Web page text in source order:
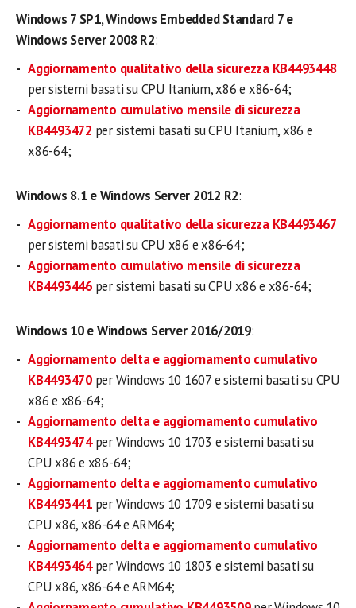
Windows 7 SP1, Windows Embedded Standard 7 e
Windows Server 2008 R2:
Aggiornamento qualitativo della sicurezza KB4493448
per sistemi basati su CPU Itanium, x86 e x86-64;
Aggiornamento cumulativo mensile di sicurezza
KB4493472 per sistemi basati su CPU Itanium, x86 e
x86-64;
Windows 8.1 e Windows Server 2012 R2:
Aggiornamento qualitativo della sicurezza KB4493467
per sistemi basati su CPU x86 e x86-64;
Aggiornamento cumulativo mensile di sicurezza
KB4493446per sistemi basati su CPU x86 e x86-64;
Windows 10 e Windows Server 2016/2019:
Aggiornamento delta e aggiornamento cumulativo
KB4493470per Windows 10 1607 e sistemi basati su CPU
x86 e x86-64;
Aggiornamento delta e aggiornamento cumulativo
KB4493474per Windows 10 1703 e sistemi basati su
CPU x86 e x86-64;
Aggiornamento delta e aggiornamento cumulativo
KB4493441per Windows 10 1709 e sistemi basati su
CPU x86, x86-64 e ARM64;
Aggiornamento delta e aggiornamento cumulativo
KB4493464per Windows 10 1803 e sistemi basati su
CPU x86, x86-64 e ARM64;